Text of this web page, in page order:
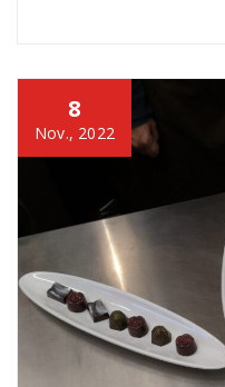
8
Nov., 2022